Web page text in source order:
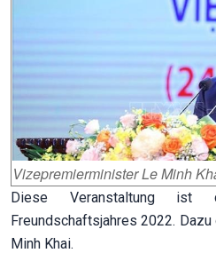
Vizepremierminister Le Minh
Diese Veranstaltung ist
Freundschaftsjahres 2022.
Minh Khai.